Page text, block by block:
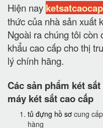
Hiện nay
thức của nhà sản xuất
Ngoài ra chúng tôi còn
khẩu cao cấp cho thị
lý chính hãng.
Các sản phẩm két
máy két sắt cao cấp
tủ đựng hồ sơ cung
hàng